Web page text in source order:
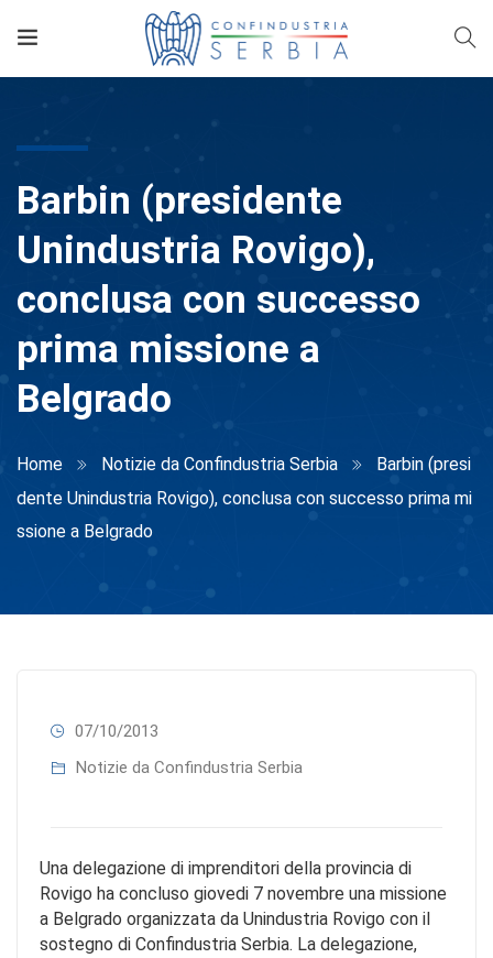
Barbin (presidente
Unindustria Rovigo),
conclusa con successo
prima missione a
Belgrado
Home Notizie da Confindustria Serbia
Barbin (presi
dente Unindustria Rovigo), conclusa con successo prima mi
ssione a Belgrado
07/10/2013
Notizie da Confindustria Serbia
Una delegazione di imprenditori della provincia di
Rovigo ha concluso giovedi 7 novembre una missione
a Belgrado organizzata da Unindustria Rovigo con il
sostegno di Confindustria Serbia. La delegazione,